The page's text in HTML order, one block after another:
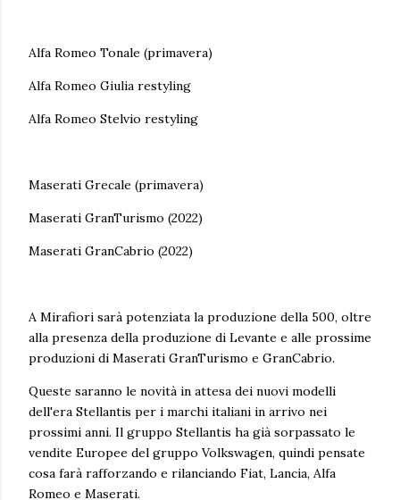
Alfa Romeo Tonale (primavera)
Alfa Romeo Giulia restyling
Alfa Romeo Stelvio restyling
Maserati Grecale (primavera)
Maserati GranTurismo (2022)
Maserati GranCabrio (2022)
A Mirafiori sarà potenziata la produzione della 500, oltre
alla presenza della produzione di Levante e alle prossime
produzioni di Maserati GranTurismo e GranCabrio.
Queste saranno le novità in attesa dei nuovi modelli
dell'era Stellantis per i marchi italiani in arrivo nei
prossimi anni. Il gruppo Stellantis ha già sorpassato le
vendite Europee del gruppo Volkswagen, quindi pensate
cosa farà rafforzando e rilanciando Fiat, Lancia, Alfa
Romeo e Maserati.